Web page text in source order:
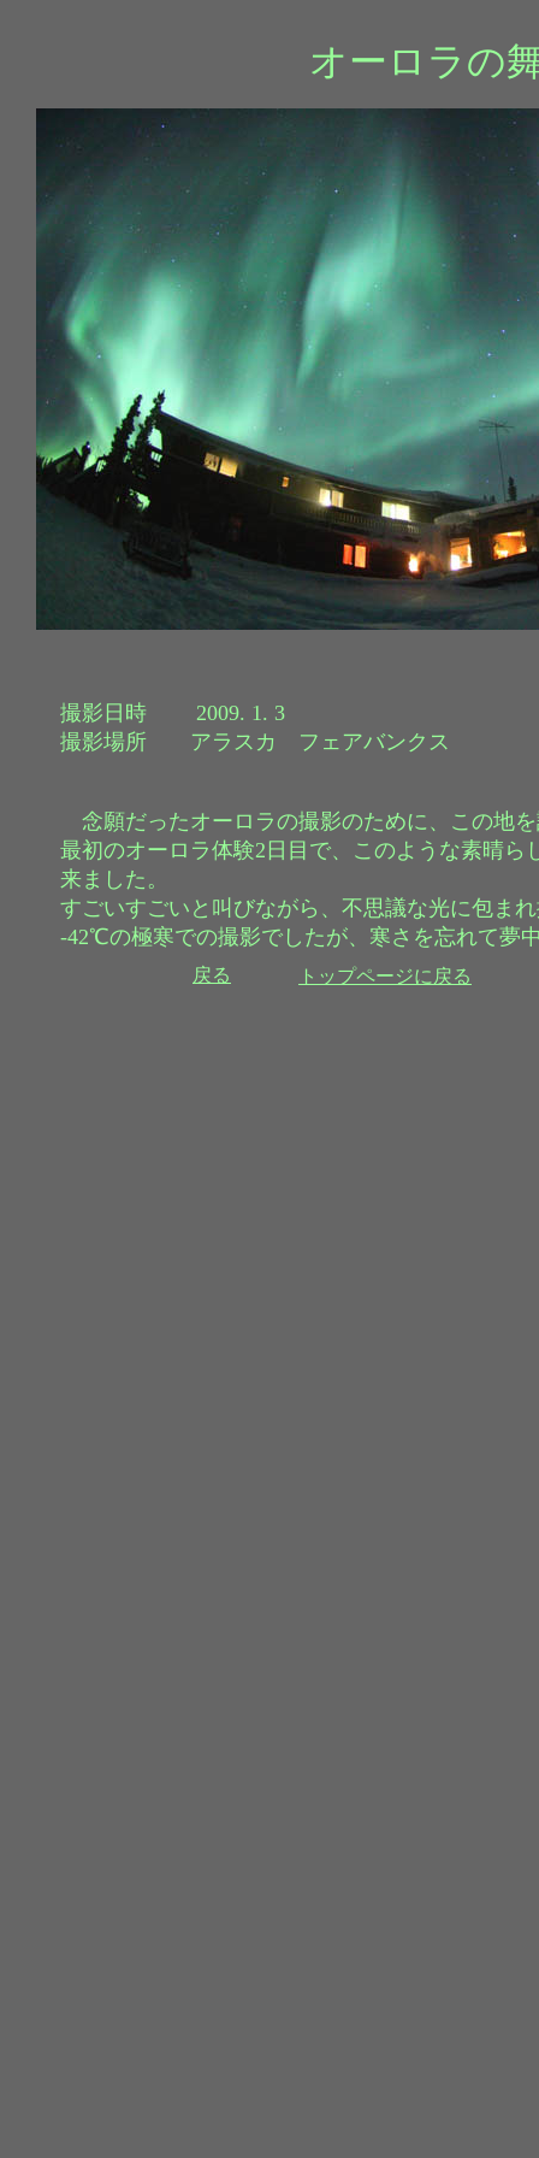
オーロラの
念願だったオーロラの撮影のために、この地
最初のオーロラ体験2日目で、このような素晴ら
来ました。
すごいすごいと叫びながら、不思議な光に包ま
-42℃の極寒での撮影でしたが、寒さを忘れて夢
戻る トップページに戻る
撮影日時 2009. 1. 3
撮影場所 アラスカ フェアバンクス